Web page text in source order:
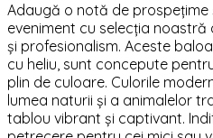
Adaugă o notă de prospețime
eveniment cu selecția
și profesionalism. Aceste
cu heliu, sunt concepute
plin de culoare. Culorile
lumea naturii și a animalelor
tablou vibrant și captivant.